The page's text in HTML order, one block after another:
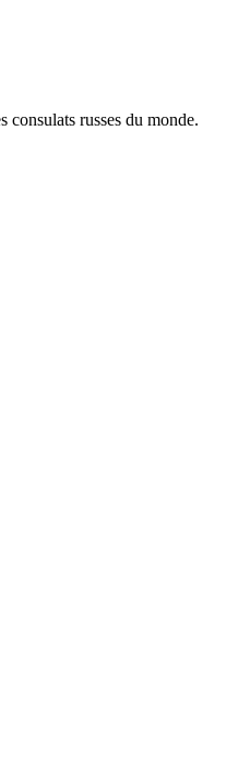
russes du monde.